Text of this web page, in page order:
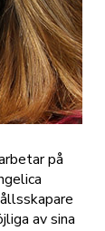
på
av sina